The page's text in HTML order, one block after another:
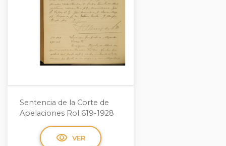
Sentencia de la Corte de
Apelaciones Rol 619-1928
visibility VER